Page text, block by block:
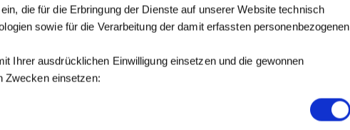
die für die Erbringung der Dienste auf unserer Website technisch
sowie für die Verarbeitung der damit erfassten personenbezogenen
Ihrer ausdrücklichen Einwilligung einsetzen und die gewonnen
Zwecken einsetzen: